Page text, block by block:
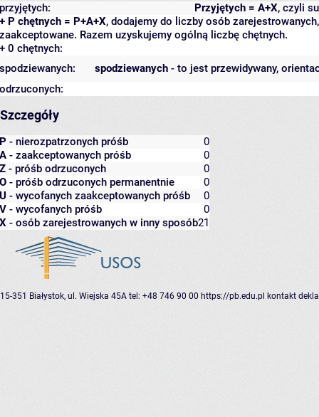
Przyjętych = A+X, czyli
przyjętych:
+ P chętnych = P+A+X, dodajemy do liczby osób
zaakceptowane. Razem uzyskujemy ogólną liczbę chętnych.
+ 0 chętnych:
spodziewanych - to jest przewidywany,
spodziewanych:
odrzuconych:
Szczegóły
P - nierozpatrzonych próśb
0
A - zaakceptowanych próśb
0
Z - próśb odrzuconych
0
O - próśb odrzuconych permanentnie
0
U - wycofanych zaakceptowanych próśb
0
V - wycofanych próśb
0
X - osób zarejestrowanych w inny sposób21
15-351 Białystok, ul. Wiejska 45A tel: +48 746 90 00 https://pb.edu.pl kontakt